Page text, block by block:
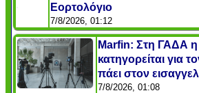
Εορτολόγιο
7/8/2026, 01:12
Marfin: Στη ΓΑΔΑ
κατηγορείται για
πάει στον
7/8/2026, 01:08